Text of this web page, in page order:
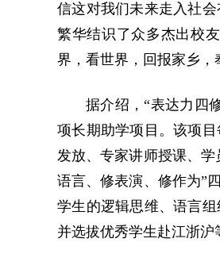
信这对我们未来走入社
繁华结识了众多杰出校
界，看世界，回报家乡，
据介绍，“表达力四
项长期助学项目。该项
发放、专家讲师授课、
语言、修表演、修作为”
学生的逻辑思维、语言
并选拔优秀学生赴江浙沪